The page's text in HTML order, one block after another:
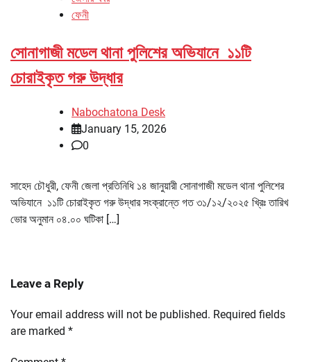
ফেনী
সোনাগাজী মডেল থানা পুলিশের অভিযানে ১১টি
চোরাইকৃত গরু উদ্ধার
Nabochatona Desk
January 15, 2026
0
সাহেদ চৌধুরী, ফেনী জেলা প্রতিনিধি ১৪ জানুয়ারী সোনাগাজী মডেল থানা পুলিশের
অভিযানে ১১টি চোরাইকৃত গরু উদ্ধার সংক্রান্তে গত ৩১/১২/২০২৫ খ্রিঃ তারিখ
ভোর অনুমান ০৪.০০ ঘটিকা […]
Leave a Reply
Your email address will not be published. Required fields
are marked *